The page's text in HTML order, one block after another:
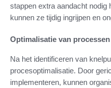
stappen extra aandacht nodig
kunnen ze tijdig ingrijpen en
Optimalisatie van processen
Na het identificeren van
procesoptimalisatie. Door
implementeren, kunnen